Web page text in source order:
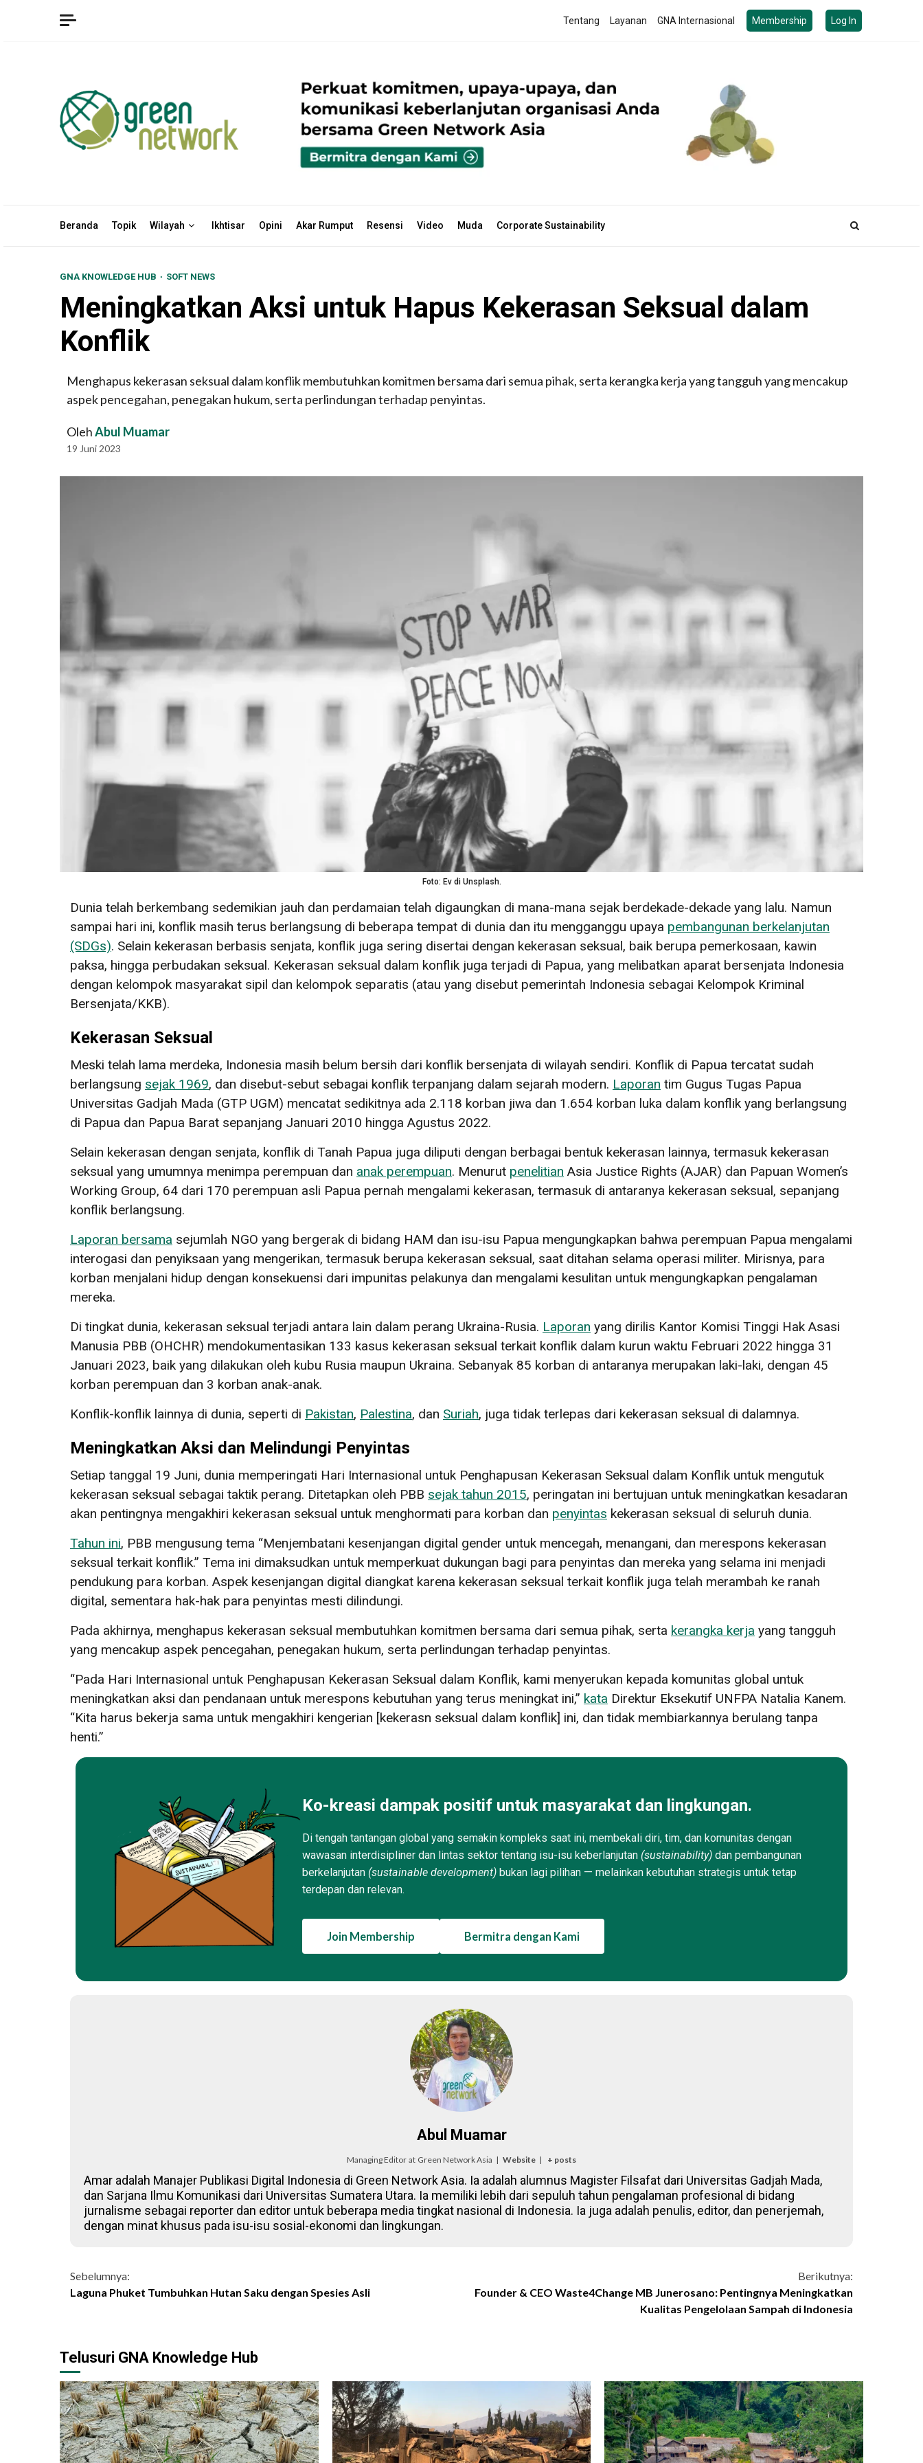
Tentang Layanan GNA Internasional Membership Log In
Beranda Topik Wilayah Ikhtisar Opini Akar Rumput Resensi Video Muda Corporate Sustainability
GNA KNOWLEDGE HUB SOFT NEWS
Meningkatkan Aksi untuk Hapus Kekerasan Seksual dalam
Konflik
Menghapus kekerasan seksual dalam konflik membutuhkan komitmen bersama dari semua pihak, serta kerangka kerja yang tangguh yang mencakup
aspek pencegahan, penegakan hukum, serta perlindungan terhadap penyintas.
OlehAbul Muamar
19 Juni 2023
Foto: Ev di Unsplash.
Dunia telah berkembang sedemikian jauh dan perdamaian telah digaungkan di mana-mana sejak berdekade-dekade yang lalu. Namun
sampai hari ini, konflik masih terus berlangsung di beberapa tempat di dunia dan itu mengganggu upaya pembangunan berkelanjutan
(SDGs). Selain kekerasan berbasis senjata, konflik juga sering disertai dengan kekerasan seksual, baik berupa pemerkosaan, kawin
paksa, hingga perbudakan seksual. Kekerasan seksual dalam konflik juga terjadi di Papua, yang melibatkan aparat bersenjata Indonesia
dengan kelompok masyarakat sipil dan kelompok separatis (atau yang disebut pemerintah Indonesia sebagai Kelompok Kriminal
Bersenjata/KKB).
Kekerasan Seksual
Meski telah lama merdeka, Indonesia masih belum bersih dari konflik bersenjata di wilayah sendiri. Konflik di Papua tercatat sudah
berlangsung sejak 1969, dan disebut-sebut sebagai konflik terpanjang dalam sejarah modern. Laporan tim Gugus Tugas Papua
Universitas Gadjah Mada (GTP UGM) mencatat sedikitnya ada 2.118 korban jiwa dan 1.654 korban luka dalam konflik yang berlangsung
di Papua dan Papua Barat sepanjang Januari 2010 hingga Agustus 2022.
Selain kekerasan dengan senjata, konflik di Tanah Papua juga diliputi dengan berbagai bentuk kekerasan lainnya, termasuk kekerasan
seksual yang umumnya menimpa perempuan dan anak perempuan. Menurut penelitian Asia Justice Rights (AJAR) dan Papuan Women’s
Working Group, 64 dari 170 perempuan asli Papua pernah mengalami kekerasan, termasuk di antaranya kekerasan seksual, sepanjang
konflik berlangsung.
Laporan bersama sejumlah NGO yang bergerak di bidang HAM dan isu-isu Papua mengungkapkan bahwa perempuan Papua mengalami
interogasi dan penyiksaan yang mengerikan, termasuk berupa kekerasan seksual, saat ditahan selama operasi militer. Mirisnya, para
korban menjalani hidup dengan konsekuensi dari impunitas pelakunya dan mengalami kesulitan untuk mengungkapkan pengalaman
mereka.
Di tingkat dunia, kekerasan seksual terjadi antara lain dalam perang Ukraina-Rusia. Laporan yang dirilis Kantor Komisi Tinggi Hak Asasi
Manusia PBB (OHCHR) mendokumentasikan 133 kasus kekerasan seksual terkait konflik dalam kurun waktu Februari 2022 hingga 31
Januari 2023, baik yang dilakukan oleh kubu Rusia maupun Ukraina. Sebanyak 85 korban di antaranya merupakan laki-laki, dengan 45
korban perempuan dan 3 korban anak-anak.
Konflik-konflik lainnya di dunia, seperti di Pakistan, Palestina, dan Suriah, juga tidak terlepas dari kekerasan seksual di dalamnya.
Meningkatkan Aksi dan Melindungi Penyintas
Setiap tanggal 19 Juni, dunia memperingati Hari Internasional untuk Penghapusan Kekerasan Seksual dalam Konflik untuk mengutuk
kekerasan seksual sebagai taktik perang. Ditetapkan oleh PBB sejak tahun 2015, peringatan ini bertujuan untuk meningkatkan kesadaran
akan pentingnya mengakhiri kekerasan seksual untuk menghormati para korban dan penyintas kekerasan seksual di seluruh dunia.
Tahun ini, PBB mengusung tema “Menjembatani kesenjangan digital gender untuk mencegah, menangani, dan merespons kekerasan
seksual terkait konflik.” Tema ini dimaksudkan untuk memperkuat dukungan bagi para penyintas dan mereka yang selama ini menjadi
pendukung para korban. Aspek kesenjangan digital diangkat karena kekerasan seksual terkait konflik juga telah merambah ke ranah
digital, sementara hak-hak para penyintas mesti dilindungi.
Pada akhirnya, menghapus kekerasan seksual membutuhkan komitmen bersama dari semua pihak, serta kerangka kerja yang tangguh
yang mencakup aspek pencegahan, penegakan hukum, serta perlindungan terhadap penyintas.
“Pada Hari Internasional untuk Penghapusan Kekerasan Seksual dalam Konflik, kami menyerukan kepada komunitas global untuk
meningkatkan aksi dan pendanaan untuk merespons kebutuhan yang terus meningkat ini,” kata Direktur Eksekutif UNFPA Natalia Kanem.
“Kita harus bekerja sama untuk mengakhiri kengerian [kekerasn seksual dalam konflik] ini, dan tidak membiarkannya berulang tanpa
henti.”
Ko-kreasi dampak positif untuk masyarakat dan lingkungan.
Di tengah tantangan global yang semakin kompleks saat ini, membekali diri, tim, dan komunitas dengan
wawasan interdisipliner dan lintas sektor tentang isu-isu keberlanjutan (sustainability) dan pembangunan
berkelanjutan (sustainable development) bukan lagi pilihan — melainkan kebutuhan strategis untuk tetap
terdepan dan relevan.
Join Membership Bermitra dengan Kami
Abul Muamar
Managing Editor at Green Network Asia | Website | + posts
Amar adalah Manajer Publikasi Digital Indonesia di Green Network Asia. Ia adalah alumnus Magister Filsafat dari Universitas Gadjah Mada,
dan Sarjana Ilmu Komunikasi dari Universitas Sumatera Utara. Ia memiliki lebih dari sepuluh tahun pengalaman profesional di bidang
jurnalisme sebagai reporter dan editor untuk beberapa media tingkat nasional di Indonesia. Ia juga adalah penulis, editor, dan penerjemah,
dengan minat khusus pada isu-isu sosial-ekonomi dan lingkungan.
Continue
Sebelumnya:
Laguna Phuket Tumbuhkan Hutan Saku dengan Spesies Asli
Berikutnya:
Founder & CEO Waste4Change MB Junerosano: Pentingnya Meningkatkan
Kualitas Pengelolaan Sampah di Indonesia
Telusuri GNA Knowledge Hub